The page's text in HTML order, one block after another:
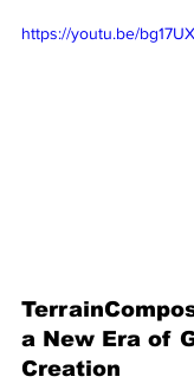
https://youtu.be/
a New Era of
Creation